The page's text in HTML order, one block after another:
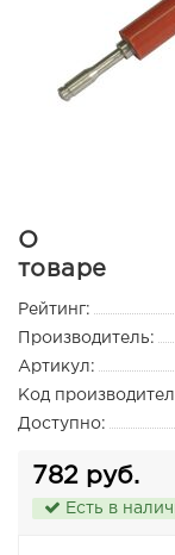
О
товаре
Рейтинг:
Производитель:
Артикул:
Код
Доступно:
782 руб.
Есть в